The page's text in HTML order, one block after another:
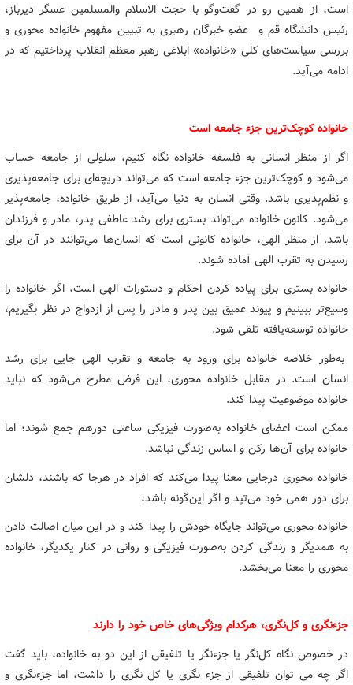
است، از همین رو در گفت‌وگو با حجت الاسلام والمسلمین عسگر دیرباز،
رئیس دانشگاه قم و عضو خبرگان رهبری به تبیین مفهوم خانواده محوری و
بررسی سیاست‌های کلی «خانواده» ابلاغی رهبر معظم انقلاب پرداختیم که در
ادامه می‌آید.
خانواده کوچک‌ترین جزء جامعه است
اگر از منظر انسانی به فلسفه خانواده نگاه کنیم، سلولی از جامعه حساب
می‌شود و کوچک‌ترین جزء جامعه است که می‌تواند دریچه‌ای برای جامعه‌پذیری
و نظم‌پذیری باشد. وقتی انسان به دنیا می‌آید، از طریق خانواده، جامعه‌پذیر
می‌شود. کانون خانواده می‌تواند بستری برای رشد عاطفی پدر، مادر و فرزندان
باشد. از منظر الهی، خانواده کانونی است که انسان‌ها می‌توانند در آن برای
رسیدن به تقرب الهی آماده شوند.
خانواده بستری برای پیاده کردن احکام و دستورات الهی است، اگر خانواده را
وسیع‌تر ببینیم و پیوند عمیق بین پدر و مادر را پس از ازدواج در نظر بگیریم،
خانواده توسعه‌یافته تلقی شود.
به‌طور خلاصه خانواده برای ورود به جامعه و تقرب الهی جایی برای رشد
انسان است. در مقابل خانواده محوری، این فرض مطرح می‌شود که نباید
خانواده موضوعیت پیدا کند.
ممکن است اعضای خانواده به‌صورت فیزیکی ساعتی دورهم جمع شوند؛ اما
خانواده برای آن‌ها رکن و اساس زندگی نباشد.
خانواده محوری درجایی معنا پیدا می‌کند که افراد در هرجا که باشند، دلشان
برای دور همی خود می‌تپد و اگر این‌گونه باشد،
خانواده محوری می‌تواند جایگاه خودش را پیدا کند و در این میان اصالت دادن
به همدیگر و زندگی کردن به‌صورت فیزیکی و روانی در کنار یکدیگر، خانواده
محوری را معنا می‌بخشد.
جزءنگری و کل‌نگری، هرکدام ویژگی‌های خاص خود را دارند
در خصوص نگاه کل‌نگر یا جزءنگر یا تلفیقی از این دو به خانواده، باید گفت
اگر چه می توان تلفیقی از جزء نگری یا کل نگری را داشت، اما جزءنگری و